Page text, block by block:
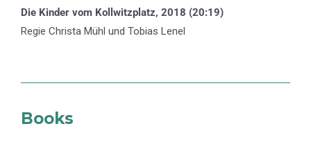
Die Kinder vom Kollwitzplatz, 2018 (20:19)
Regie Christa Mühl und Tobias Lenel
Books